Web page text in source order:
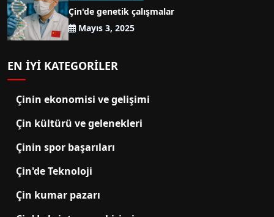
Çin'de genetik çalışmalar
Mayıs 3, 2025
EN IYI KATEGORILER
Çinin ekonomisi ve gelişimi
Çin kültürü ve gelenekleri
Çinin spor başarıları
Çin'de Teknoloji
Çin kumar pazarı